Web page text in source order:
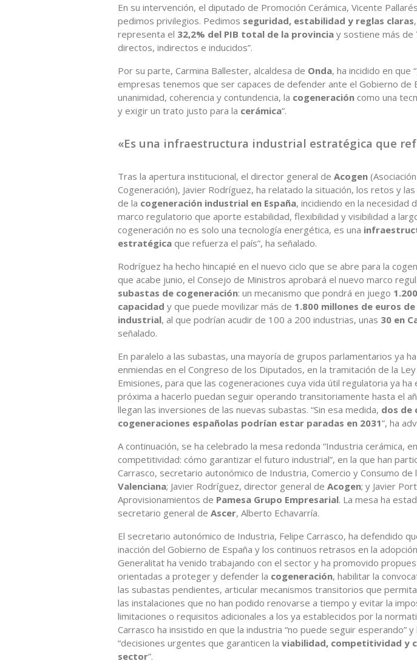
En su intervención, el diputado de Promoción Cerámica, Vicente
pedimos privilegios. Pedimos seguridad, estabilidad y reglas claras
representa el 32,2% del PIB total de la provincia y sostiene más de
directos, indirectos e inducidos”.
Por su parte, Carmina Ballester, alcaldesa de Onda, ha incidido en que
empresas tenemos que ser capaces de defender ante el Gobierno de
unanimidad, coherencia y contundencia, la cogeneración como una
y exigir un trato justo para la cerámica”.
«Es una infraestructura industrial estratégica que
Tras la apertura institucional, el director general de Acogen
Cogeneración), Javier Rodríguez, ha relatado la situación, los retos y
de la cogeneración industrial en España, incidiendo en la necesidad
marco regulatorio que aporte estabilidad, flexibilidad y visibilidad a
cogeneración no es solo una tecnología energética, es una
estratégica que refuerza el país”, ha señalado.
Rodríguez ha hecho hincapié en el nuevo ciclo que se abre para la
que acabe junio, el Consejo de Ministros aprobará el nuevo marco
subastas de cogeneración: un mecanismo que pondrá en juego
capacidad y que puede movilizar más de 1.800 millones de euros
industrial, al que podrían acudir de 100 a 200 industrias, unas 30 en
señalado.
En paralelo a las subastas, una mayoría de grupos parlamentarios ya
enmiendas en el Congreso de los Diputados, en la tramitación de la
Emisiones, para que las cogeneraciones cuya vida útil regulatoria ya
próxima a hacerlo puedan seguir operando transitoriamente hasta el
llegan las inversiones de las nuevas subastas. “Sin esa medida, dos de
cogeneraciones españolas podrían estar paradas en 2031”, ha
A continuación, se ha celebrado la mesa redonda “Industria cerámica,
competitividad: cómo garantizar el futuro industrial”, en la que han
Carrasco, secretario autonómico de Industria, Comercio y Consumo de
Valenciana; Javier Rodríguez, director general de Acogen; y Javier
Aprovisionamientos de Pamesa Grupo Empresarial. La mesa ha
secretario general de Ascer, Alberto Echavarría.
El secretario autonómico de Industria, Felipe Carrasco, ha defendido
inacción del Gobierno de España y los continuos retrasos en la
Generalitat ha venido trabajando con el sector y ha promovido
orientadas a proteger y defender la cogeneración, habilitar la
las subastas pendientes, articular mecanismos transitorios que
las instalaciones que no han podido renovarse a tiempo y evitar la
limitaciones o requisitos adicionales a los ya establecidos por la
Carrasco ha insistido en que la industria “no puede seguir esperando” y
“decisiones urgentes que garanticen la viabilidad, competitividad y
sector”.